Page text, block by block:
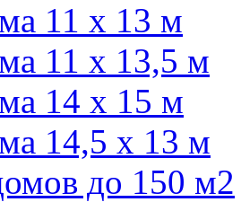
11 х 13 м
11 х 13,5 м
14 х 15 м
14,5 х 13 м
до 150 м2